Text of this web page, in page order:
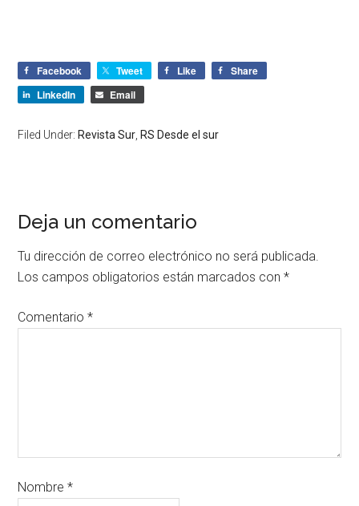
Facebook Tweet Like
Share
LinkedIn
Email
Filed Under: Revista Sur RS Desde el sur
Deja un comentario
Tu dirección de correo electrónico no será publicada.
Los campos obligatorios están marcados con*
Comentario*
Nombre*